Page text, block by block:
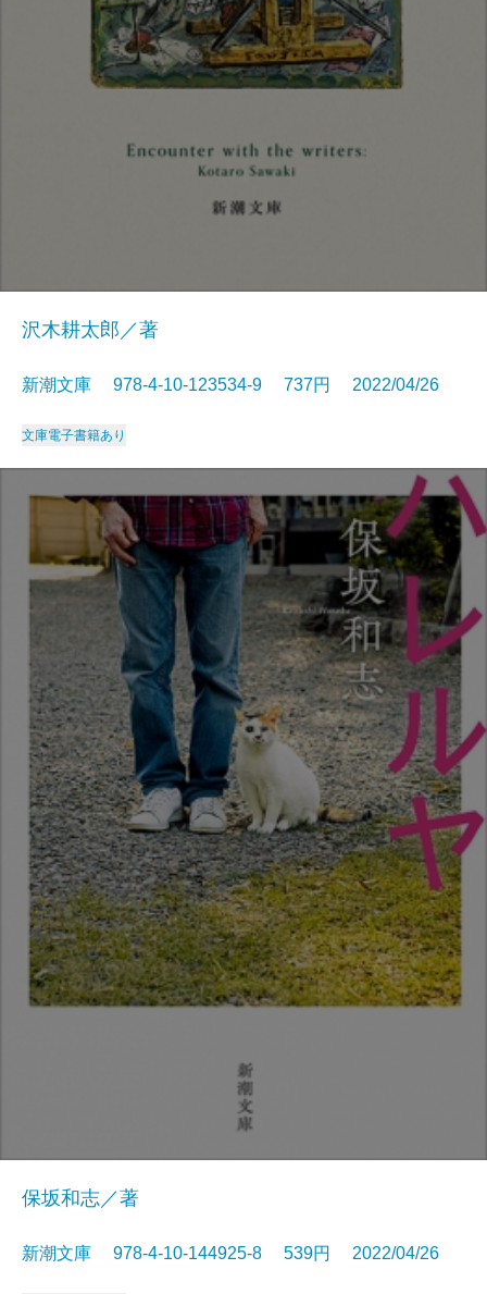
沢木耕太郎／著
新潮文庫 978-4-10-123534-9 737円 2022/04/26
文庫電子書籍あり
保坂和志／著
新潮文庫 978-4-10-144925-8 539円 2022/04/26